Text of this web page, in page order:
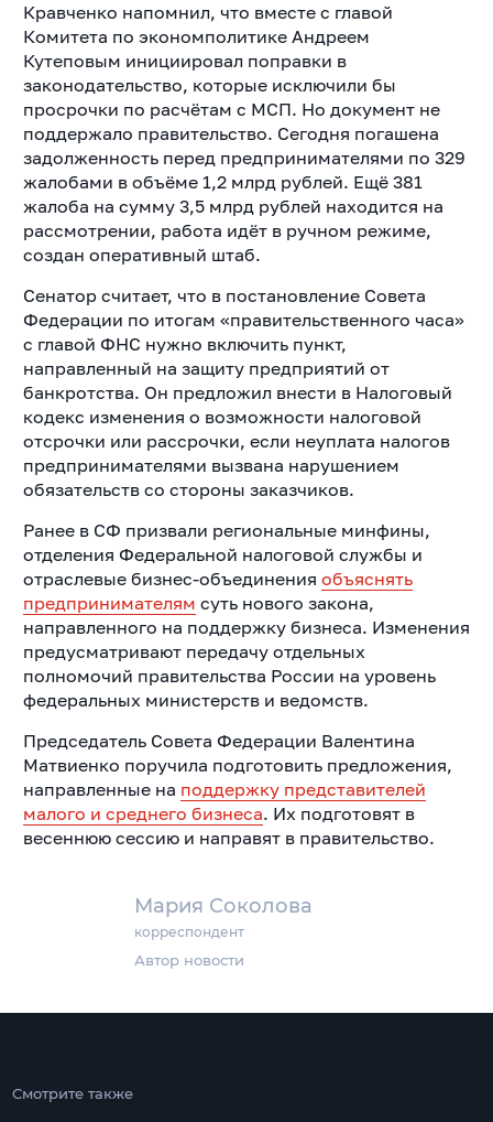
Мария Соколова
корреспондент
Автор новости
Кравченко напомнил, что вместе с главой
Комитета по экономполитике Андреем
Кутеповым инициировал поправки в
законодательство, которые исключили бы
просрочки по расчётам с МСП. Но документ не
поддержало правительство. Сегодня погашена
задолженность перед предпринимателями по 329
жалобами в объёме 1,2 млрд рублей. Ещё 381
жалоба на сумму 3,5 млрд рублей находится на
рассмотрении, работа идёт в ручном режиме,
создан оперативный штаб.
Сенатор считает, что в постановление Совета
Федерации по итогам «правительственного часа»
с главой ФНС нужно включить пункт,
направленный на защиту предприятий от
банкротства. Он предложил внести в Налоговый
кодекс изменения о возможности налоговой
отсрочки или рассрочки, если неуплата налогов
предпринимателями вызвана нарушением
обязательств со стороны заказчиков.
Ранее в СФ призвали региональные минфины,
отделения Федеральной налоговой службы и
отраслевые бизнес-объединения объяснять
предпринимателям суть нового закона,
направленного на поддержку бизнеса. Изменения
предусматривают передачу отдельных
полномочий правительства России на уровень
федеральных министерств и ведомств.
Председатель Совета Федерации Валентина
Матвиенко поручила подготовить предложения,
направленные на поддержку представителей
малого и среднего бизнеса. Их подготовят в
весеннюю сессию и направят в правительство.
Смотрите также